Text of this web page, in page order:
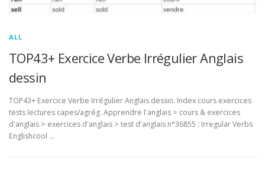
ALL
TOP43+ Exercice Verbe Irrégulier Anglais
dessin
TOP43+ Exercice Verbe Irrégulier Anglais dessin. Index cours exercices
tests lectures capes/agrég. Apprendre l'anglais > cours & exercices
d'anglais > exercices d'anglais > test d'anglais n°36855 : Irregular Verbs
Englishcool …